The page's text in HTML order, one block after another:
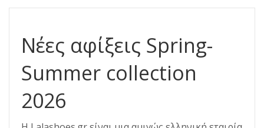
Νέες αφίξεις Spring-
Summer collection
2026